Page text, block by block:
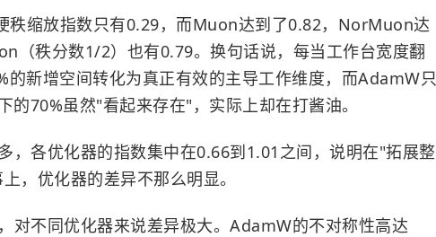
秩缩放指数只有0.29，而Muon达到了0.82，NorMuon达
（秩分数1/2）也有0.79。换句话说，每当工作台宽度翻
新增空间转化为真正有效的主导工作维度，而AdamW只
70%虽然"看起来存在"，实际上却在打酱油。
，各优化器的指数集中在0.66到1.01之间，说明在"拓展整
，优化器的差异不那么明显。
对不同优化器来说差异极大。AdamW的不对称性高达